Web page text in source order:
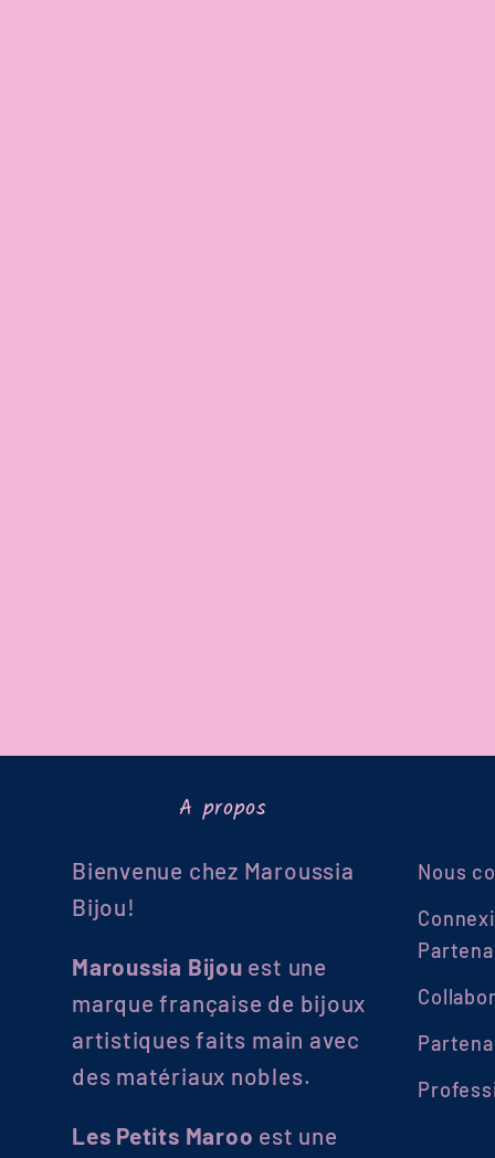
A propos
Bienvenue chez Maroussia
Bijou!
Maroussia Bijou est une
marque française de bijoux
artistiques faits main avec
des matériaux nobles.
Les Petits Maroo est une
Nous